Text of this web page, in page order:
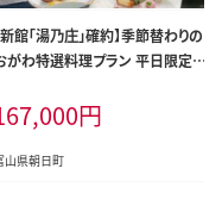
新館「湯乃庄」確約】季節替わりの
がわ特選料理プラン 平日限定ペ
わ / 富山県 朝日町 [34310209]
円
山県朝日町